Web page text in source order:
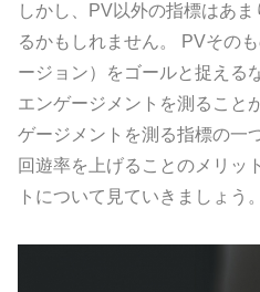
しかし、PV以外の指標はあ
るかもしれません。 PVその
ージョン）をゴールと捉える
エンゲージメントを測ること
ゲージメントを測る指標の一
回遊率を上げることのメリッ
トについて見ていきましょう。